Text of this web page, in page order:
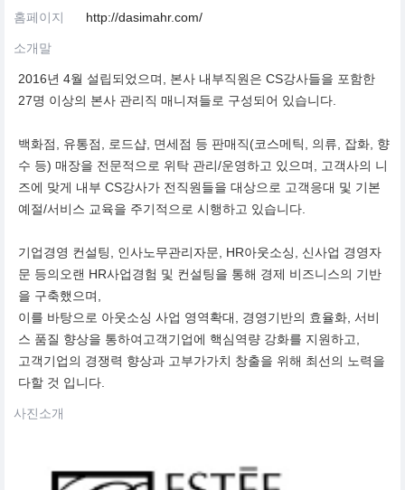
홈페이지 http://dasimahr.com/
소개말
2016년 4월 설립되었으며, 본사 내부직원은 CS강사들을 포함한
27명 이상의 본사 관리직 매니져들로 구성되어 있습니다.
백화점, 유통점, 로드샵, 면세점 등 판매직(코스메틱, 의류, 잡화, 향
수 등) 매장을 전문적으로 위탁 관리/운영하고 있으며, 고객사의 니
즈에 맞게 내부 CS강사가 전직원들을 대상으로 고객응대 및 기본
예절/서비스 교육을 주기적으로 시행하고 있습니다.
기업경영 컨설팅, 인사노무관리자문, HR아웃소싱, 신사업 경영자
문 등의오랜 HR사업경험 및 컨설팅을 통해 경제 비즈니스의 기반
을 구축했으며,
이를 바탕으로 아웃소싱 사업 영역확대, 경영기반의 효율화, 서비
스 품질 향상을 통하여고객기업에 핵심역량 강화를 지원하고,
고객기업의 경쟁력 향상과 고부가가치 창출을 위해 최선의 노력을
다할 것 입니다.
사진소개